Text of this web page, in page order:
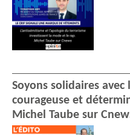
Soyons solidaires
courageuse et
Michel Taube sur